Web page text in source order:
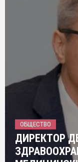
ОБЩЕСТВО
ДИРЕКТОР